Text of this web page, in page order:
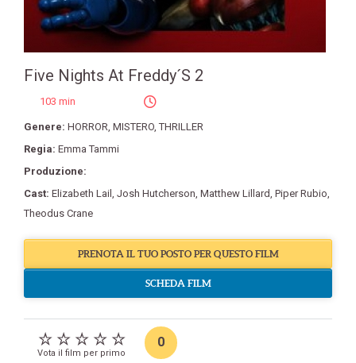
Five Nights At Freddy´S 2
103 min
Genere: HORROR, MISTERO,THRILLER
Regia: Emma Tammi
Produzione:
Cast: Elizabeth Lail , Josh Hutcherson, Matthew Lillard, Piper Rubio,
Theodus Crane
PRENOTA IL TUO POSTO PER QUESTO FILM
SCHEDA FILM
Vota il film per primo
0